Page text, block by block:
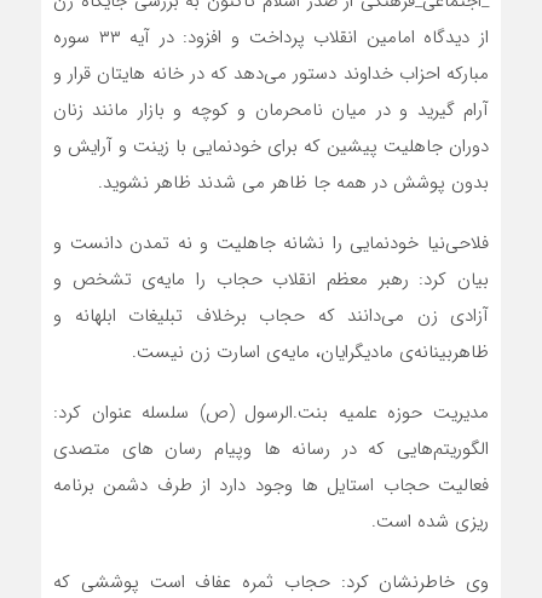
از دیدگاه امامین انقلاب پرداخت و افزود: در آیه ۳۳ سوره
مبارکه احزاب خداوند دستور می‌دهد که در خانه هایتان قرار و
آرام گیرید و در میان نامحرمان و کوچه و بازار مانند زنان
دوران جاهلیت پیشین که برای خودنمایی با زینت و آرایش و
بدون پوشش در همه جا ظاهر می شدند ظاهر نشوید.
فلاحی‌نیا خودنمایى را نشانه جاهلیت و نه تمدن دانست و
بیان کرد: رهبر معظم انقلاب حجاب را مایه‌ی تشخص و
آزادی زن می‌دانند که حجاب برخلاف تبلیغات ابلهانه و
ظاهربینانه‌ی مادیگرایان، مایه‌ی اسارت زن نیست.
مدیریت حوزه علمیه بنت.الرسول (ص) سلسله عنوان کرد:
الگوریتم‌هایی که در رسانه ها وپیام رسان های متصدی
فعالیت حجاب استایل ها وجود دارد از طرف دشمن برنامه
ریزی شده است.
وی خاطرنشان کرد: حجاب ثمره عفاف است پوششی که